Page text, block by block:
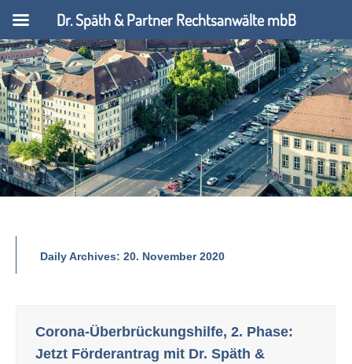
Daily Archives: 20. November 2020
Corona-Überbrückungshilfe, 2. Phase:
Jetzt Förderantrag mit Dr. Späth &
Dr. Späth & Partner Rechtsanwälte mbB